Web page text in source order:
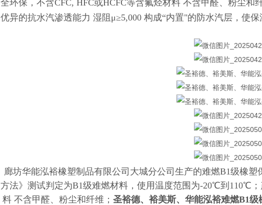
全环保，不含CFC, HFC或HCFC等含氟烃材料 不含甲醛、粉尘和
优异的抗水汽渗透能力 湿阻μ≥5,000 构成“内置"的防水汽层，使
廊坊华能泓裕橡塑制品有限公司大城分公司生产的难燃B1级橡塑
方法》测试判定为B1级难燃材料，使用温度范围为-20℃到110℃；
料 不含甲醛、粉尘和纤维； 圣裕德、裕美斯、华能泓裕难燃B1